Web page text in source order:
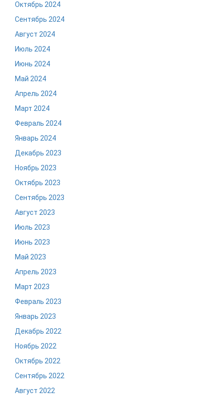
Октябрь 2024
Сентябрь 2024
Август 2024
Июль 2024
Июнь 2024
Май 2024
Апрель 2024
Март 2024
Февраль 2024
Январь 2024
Декабрь 2023
Ноябрь 2023
Октябрь 2023
Сентябрь 2023
Август 2023
Июль 2023
Июнь 2023
Май 2023
Апрель 2023
Март 2023
Февраль 2023
Январь 2023
Декабрь 2022
Ноябрь 2022
Октябрь 2022
Сентябрь 2022
Август 2022